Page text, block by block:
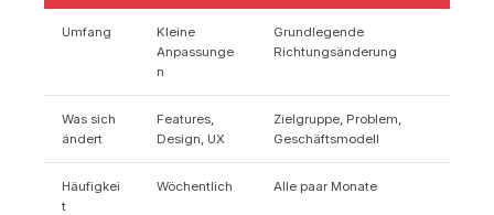
Umfang
Kleine
Anpassunge
n
Grundlegende
Richtungsänderung
Was sich
ändert
Features,
Design, UX
Zielgruppe, Problem,
Geschäftsmodell
Häufigkei
t
Wöchentlich Alle paar Monate